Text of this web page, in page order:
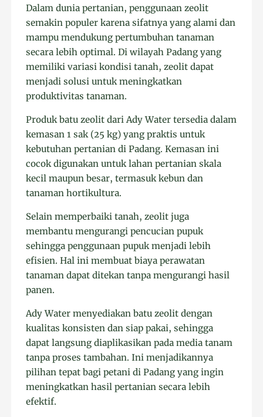
Dalam dunia pertanian, penggunaan zeolit
semakin populer karena sifatnya yang alami dan
mampu mendukung pertumbuhan tanaman
secara lebih optimal. Di wilayah Padang yang
memiliki variasi kondisi tanah, zeolit dapat
menjadi solusi untuk meningkatkan
produktivitas tanaman.
Produk batu zeolit dari Ady Water tersedia dalam
kemasan 1 sak (25 kg) yang praktis untuk
kebutuhan pertanian di Padang. Kemasan ini
cocok digunakan untuk lahan pertanian skala
kecil maupun besar, termasuk kebun dan
tanaman hortikultura.
Selain memperbaiki tanah, zeolit juga
membantu mengurangi pencucian pupuk
sehingga penggunaan pupuk menjadi lebih
efisien. Hal ini membuat biaya perawatan
tanaman dapat ditekan tanpa mengurangi hasil
panen.
Ady Water menyediakan batu zeolit dengan
kualitas konsisten dan siap pakai, sehingga
dapat langsung diaplikasikan pada media tanam
tanpa proses tambahan. Ini menjadikannya
pilihan tepat bagi petani di Padang yang ingin
meningkatkan hasil pertanian secara lebih
efektif.